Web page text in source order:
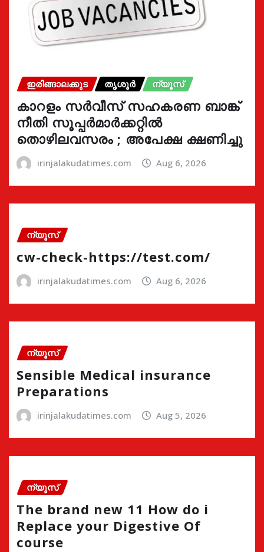
ഇരിങ്ങാലക്കുട തൃശൂർ ന്യൂസ്
കാറളം സർവീസ് സഹകരണ ബാങ്ക്
നീതി സൂപ്പർമാർക്കറ്റിൽ
തൊഴിലവസരം ; അപേക്ഷ ക്ഷണിച്ചു
irinjalakudatimes.com Aug 6, 2026
ന്യൂസ്
cw-check-https://test.com/
irinjalakudatimes.com Aug 6, 2026
ന്യൂസ്
Sensible Medical insurance
Preparations
irinjalakudatimes.com Aug 5, 2026
ന്യൂസ്
The brand new 11 How do i
Replace your Digestive Of
course